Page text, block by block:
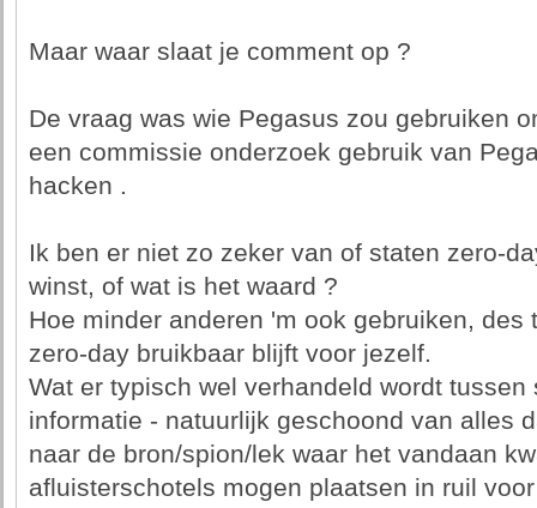
Maar waar slaat je comment op ?
De vraag was wie Pegasus zou gebruiken
een commissie onderzoek gebruik van
hacken .
Ik ben er niet zo zeker van of staten zero-
winst, of wat is het waard ?
Hoe minder anderen 'm ook gebruiken,
zero-day bruikbaar blijft voor jezelf.
Wat er typisch wel verhandeld wordt
informatie - natuurlijk geschoond van alles
naar de bron/spion/lek waar het vandaan
afluisterschotels mogen plaatsen in ruil